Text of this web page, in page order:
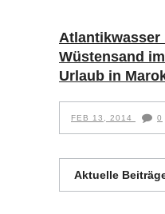
Atlantikwasser
Wüstensand
Urlaub in
FEB 13, 2014 0
Aktuelle